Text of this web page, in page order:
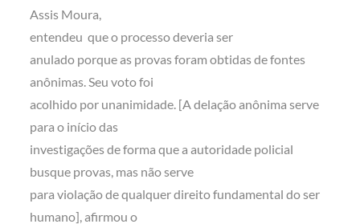
Assis Moura,
entendeu que o processo deveria ser
anulado porque as provas foram obtidas de fontes
anônimas. Seu voto foi
acolhido por unanimidade. [A delação anônima serve
para o início das
investigações de forma que a autoridade policial
busque provas, mas não serve
para violação de qualquer direito fundamental do ser
humano], afirmou o